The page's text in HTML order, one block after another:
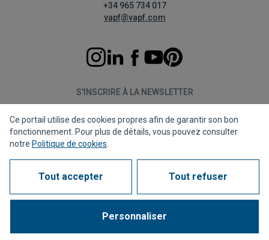
+34 965 734 017
vapf@vapf.com
S'INSCRIRE À LA NEWSLETTER
S'abonner
Politique de confidentialité
Politique de cookies
Avis juridiqueCanal de dénonciationCorporate compliance
1963 - 2026 © Tous droits réservés
Ce portail utilise des cookies propres afin de garantir son bon
fonctionnement. Pour plus de détails, vous pouvez consulter
notre Politique de cookies
Tout accepter Tout refuser
Personnaliser